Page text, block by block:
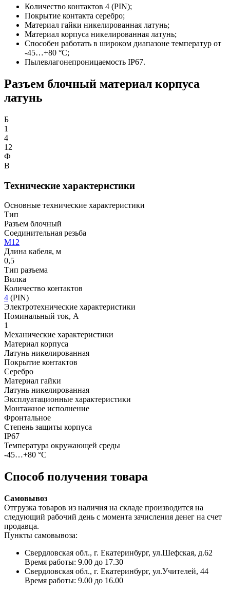
Количество контактов 4 (PIN);
Покрытие контакта серебро;
Материал гайки никелированная латунь;
Материал корпуса никелированная латунь;
Способен работать в широком диапазоне температур от
-45…+80 °С;
Пылевлагонепроницаемость IP67.
Разъем блочный материал корпуса
латунь
Б
1
4
12
Ф
В
Технические характеристики
Основные технические характеристики
Тип
Разъем блочный
Соединительная резьба
М12
Длина кабеля, м
0,5
Тип разъема
Вилка
Количество контактов
4 (PIN)
Электротехнические характеристики
Номинальный ток, А
1
Механические характеристики
Материал корпуса
Латунь никелированная
Покрытие контактов
Серебро
Материал гайки
Латунь никелированная
Эксплуатационные характеристики
Монтажное исполнение
Фронтальное
Степень защиты корпуса
IP67
Температура окружающей среды
-45…+80 °С
Способ получения товара
Самовывоз
Отгрузка товаров из наличия на складе производится на
следующий рабочий день с момента зачисления денег на счет
продавца.
Пункты самовывоза:
Свердловская обл., г. Екатеринбург, ул.Шефская, д.62
Время работы: 9.00 до 17.30
Свердловская обл., г. Екатеринбург, ул.Учителей, 44
Время работы: 9.00 до 16.00